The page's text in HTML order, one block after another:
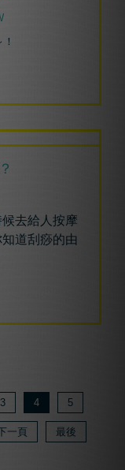
去給人按摩
道刮痧的由
3 4 5
一頁 最後